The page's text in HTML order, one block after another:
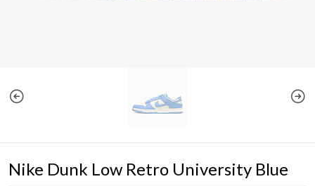
Nike Dunk Low Retro University Blue